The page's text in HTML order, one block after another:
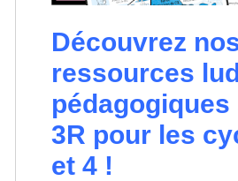
Découvrez
ressources
3R pour les
et 4 !